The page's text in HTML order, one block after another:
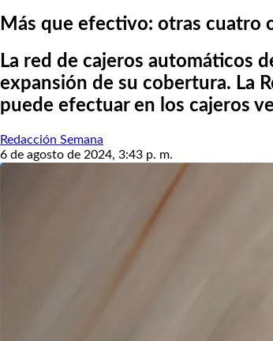
Más que efectivo: otras cuatro
La red de cajeros automáticos
expansión de su cobertura. La
puede efectuar en los cajeros
Redacción Semana
6 de agosto de 2024, 3:43 p. m.